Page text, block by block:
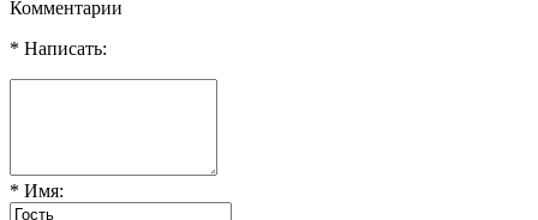
Комментарии
* Написать:
* Имя: